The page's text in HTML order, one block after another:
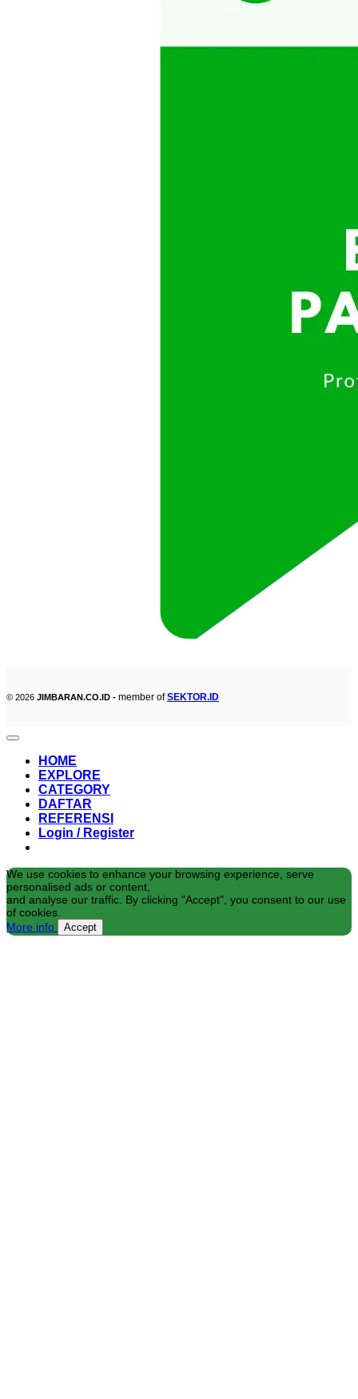
© 2026 JIMBARAN.CO.ID - member ofSEKTOR.ID
HOME
EXPLORE
CATEGORY
DAFTAR
REFERENSI
Login / Register
We use cookies to enhance your browsing experience, serve
personalised ads or content,
and analyse our traffic. By clicking "Accept", you consent to our use
of cookies.
More info
Accept